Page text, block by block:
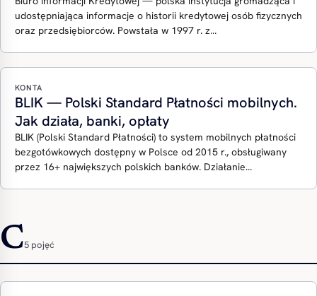
udostępniająca informacje o historii kredytowej osób fizycznych
oraz przedsiębiorców. Powstała w 1997 r. z…
KONTA
BLIK — Polski Standard Płatności mobilnych.
Jak działa, banki, opłaty
BLIK (Polski Standard Płatności) to system mobilnych płatności
bezgotówkowych dostępny w Polsce od 2015 r., obsługiwany
przez 16+ największych polskich banków. Działanie…
C5 pojęć